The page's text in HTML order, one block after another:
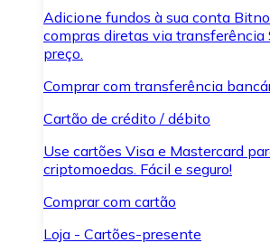
Adicione fundos à sua conta
compras diretas via transferência
preço.
Comprar com transferência
Cartão de crédito / débito
Use cartões Visa e Mastercard
criptomoedas. Fácil e seguro!
Comprar com cartão
Loja - Cartões-presente